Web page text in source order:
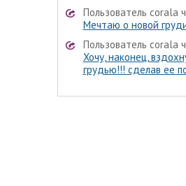
Пользователь corala
Мечтаю о новой
Пользователь corala
Хочу, наконец,
грудью!!! сделав ее